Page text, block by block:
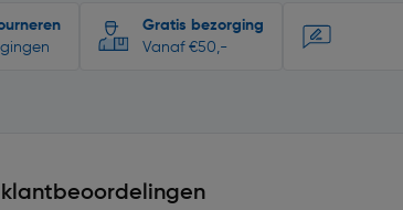
Gratis bezorging
Vanaf €50,-